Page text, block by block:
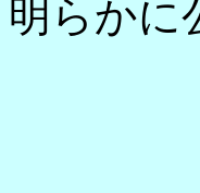
明らかに